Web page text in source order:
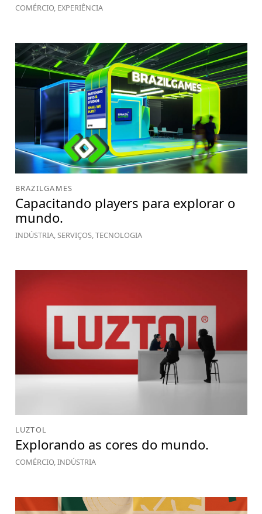
COMÉRCIO, EXPERIÊNCIA
BRAZILGAMES
Capacitando players para explorar o
mundo.
INDÚSTRIA, SERVIÇOS, TECNOLOGIA
LUZTOL
Explorando as cores do mundo.
COMÉRCIO, INDÚSTRIA